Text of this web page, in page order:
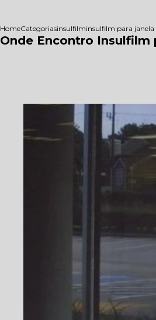
HomeCategoriasinsulfilminsulfilm para janela
Onde Encontro Insulfilm